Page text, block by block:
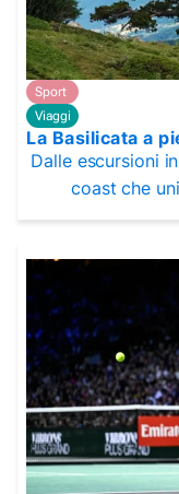
Sport
Viaggi
La Basilicata a
Dalle escursioni
coast che